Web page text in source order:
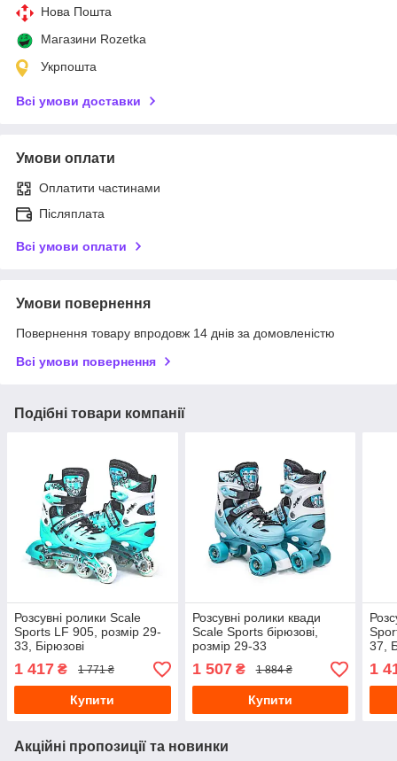
Нова Пошта
Магазини Rozetka
Укрпошта
Всі умови доставки
Умови оплати
Оплатити частинами
Післяплата
Всі умови оплати
Умови повернення
Повернення товару впродовж 14 днів за домовленістю
Всі умови повернення
Подібні товари компанії
Розсувні ролики Scale
Sports LF 905, розмір 29-
33, Бірюзові
1 417 ₴ 1 771 ₴
Купити
Розсувні ролики квади
Scale Sports бірюзові,
розмір 29-33
1 507₴ 1 884 ₴
Купити
37,
1
Акційні пропозиції та новинки